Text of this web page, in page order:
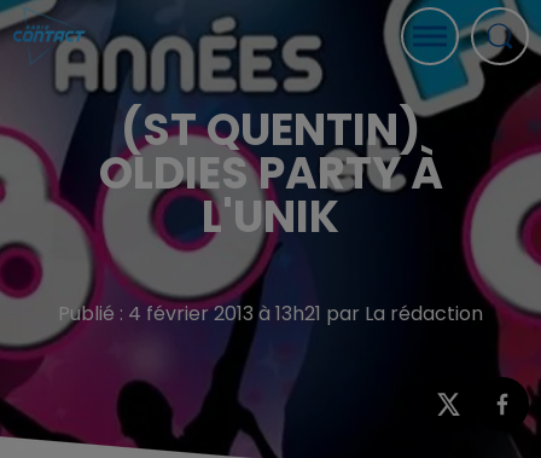
(ST QUENTIN)
OLDIES PARTY À
L'UNIK
Publié : 4 février 2013 à 13h21 par La rédaction